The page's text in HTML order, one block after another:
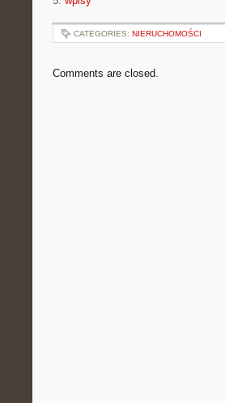
CATEGORIES: NIERUCHOMOŚCI
Comments are closed.